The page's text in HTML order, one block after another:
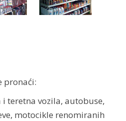
pronaći:
teretna vozila, autobuse,
motocikle renomiranih